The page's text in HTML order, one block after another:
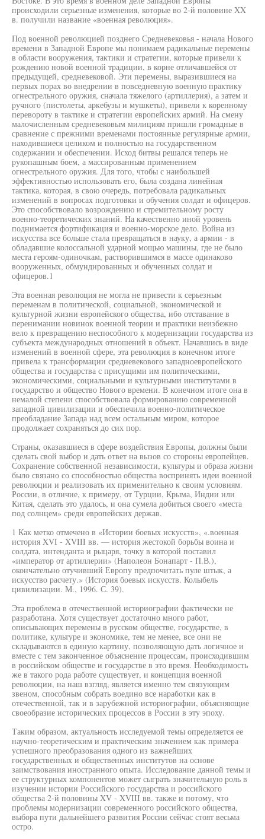
происходили серьезные изменения, которые во 2-й половине XX
в. получили название «военная революция».
Под военной революцией позднего Средневековья - начала Нового
времени в Западной Европе мы понимаем радикальные перемены
в области вооружения, тактики и стратегии, которые привели к
рождению новой военной традиции, в корне отличавшейся от
предыдущей, средневековой. Эти перемены, выразившиеся на
первых порах во внедрении в повседневную военную практику
огнестрельного оружия, сначала тяжелого (артиллерия), а затем и
ручного (пистолеты, аркебузы и мушкеты), привели к коренному
перевороту в тактике и стратегии европейских армий. На смену
малочисленным средневековым милициям пришли громадные в
сравнение с прежними временами постоянные регулярные армии,
находившиеся целиком и полностью на государственном
содержании и обеспечении. Исход битвы решался теперь не
рукопашным боем, а массированным применением
огнестрельного оружия. Для того, чтобы с наибольшей
эффективностью использовать его, была создана линейная
тактика, которая, в свою очередь, потребовала радикальных
изменений в вопросах подготовки и обучения солдат и офицеров.
Это способствовало возрождению и стремительному росту
военно-теоретических знаний. На качественно иной уровень
поднимается фортификация и военно-морское дело. Война из
искусства все больше стала превращаться в науку, а армии - в
обладавшие колоссальной ударной мощью машины, где не было
места героям-одиночкам, растворившимся в массе одинаково
вооруженных, обмундированных и обученных солдат и
офицеров.1
Эта военная революция не могла не привести к серьезным
переменам в политической, социальной, экономической и
культурной жизни европейского общества, ибо отставание в
перенимании новинок военной теории и практики неизбежно
вело к превращению неспособного к модернизации государства из
субъекта международных отношений в объект. Начавшись в виде
изменений в военной сфере, эта революция в конечном итоге
привела к трансформации средневекового западноевропейского
общества и государства с присущими им политическими,
экономическими, социальными и культурными институтами в
государство и общество Нового времени. В конечном итоге она в
немалой степени способствовала формированию современной
западной цивилизации и обеспечила военно-политическое
преобладание Запада над всем остальным миром, которое
продолжает сохраняться до сих пор.
Страны, оказавшиеся в сфере воздействия Европы, должны были
сделать свой выбор и дать ответ на вызов со стороны европейцев.
Сохранение собственной независимости, культуры и образа жизни
было связано со способностью общества воспринять идеи военной
революции и реализовать их применительно к своим условиям.
России, в отличие, к примеру, от Турции, Крыма, Индии или
Китая, сделать это удалось, и она сумела добиться своего «места
под солнцем» среди европейских держав.
1 Как метко отмечено в «Истории боевых искусств», «.военная
история XVI - XVIII вв. — история жестокой борьбы воина и
солдата, интенданта и рыцаря, точку в которой поставил
«император от артиллерии» (Наполеон Бонапарт - П.В.),
окончательно отучивший Европу предпочитать пуле штык, а
искусство расчету.» (История боевых искусств. Колыбель
цивилизации. М., 1996. С. 39).
Эта проблема в отечественной историографии фактически не
разработана. Хотя существует достаточно много работ,
описывающих перемены в русском обществе, государстве, в
политике, культуре и экономике, тем не менее, все они не
складываются в единую картину, позволяющую дать логичное и
вместе с тем законченное объяснение процессам, происходившим
в российском обществе и государстве в это время. Необходимость
же в такого рода работе существует, и концепция военной
революции, на наш взгляд, является именно тем связующим
звеном, способным собрать воедино все наработки как в
отечественной, так и в зарубежной историографии, объясняющие
своеобразие исторических процессов в России в эту эпоху.
Таким образом, актуальность исследуемой темы определяется ее
научно-теоретическим и практическим значением как примера
успешного преобразования одного из важнейших
государственных и общественных институтов на основе
заимствования иностранного опыта. Исследование данной темы и
ее структурных компонентов может сыграть значительную роль в
изучении истории Российского государства и российского
общества 2-й половины XV - XVIII вв. также и потому, что
проблемы модернизации современного российского общества,
выбора пути дальнейшего развития России сейчас стоят весьма
остро.